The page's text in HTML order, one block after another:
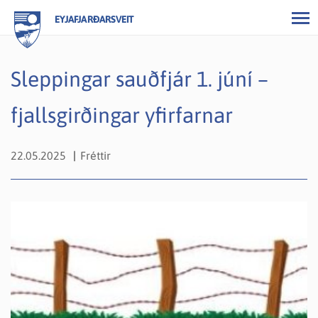
EYJAFJARÐARSVEIT
Sleppingar sauðfjár 1. júní –
fjallsgirðingar yfirfarnar
22.05.2025 Fréttir